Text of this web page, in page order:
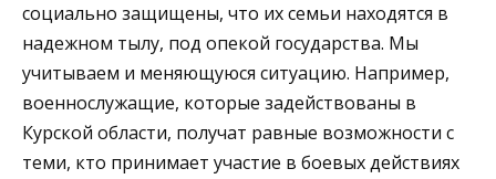
социально защищены, что их семьи находятся в
надежном тылу, под опекой государства. Мы
учитываем и меняющуюся ситуацию. Например,
военнослужащие, которые задействованы в
Курской области, получат равные возможности с
теми, кто принимает участие в боевых действиях